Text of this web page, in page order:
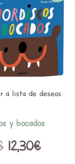
a lista de deseos
y bocados
precio
original
era:
12,90€.
12,30€
precio
actual
es:
12,30€.